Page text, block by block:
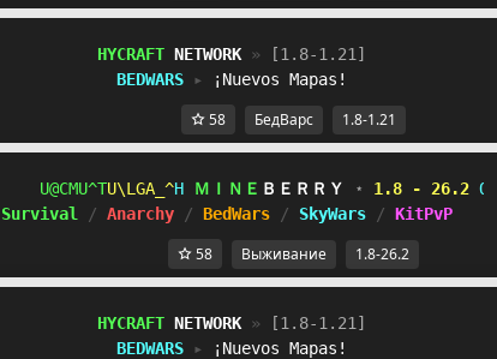
HYCRAFT NETWORK »
[1.8-1.21]
BEDWARS ▸ ¡Nuevos Mapas!
58 БедВарс 1.8-1.21
XCMSL^EKWVM^WN\ ＭＩＮＥ ＢＥＲＲＹ ⋆ 1.8 - 26.2
Survival
/ Anarchy / BedWars / SkyWars / KitPvP
58 Выживание 1.8-26.2
HYCRAFT NETWORK »
[1.8-1.21]
BEDWARS ▸ ¡Nuevos Mapas!